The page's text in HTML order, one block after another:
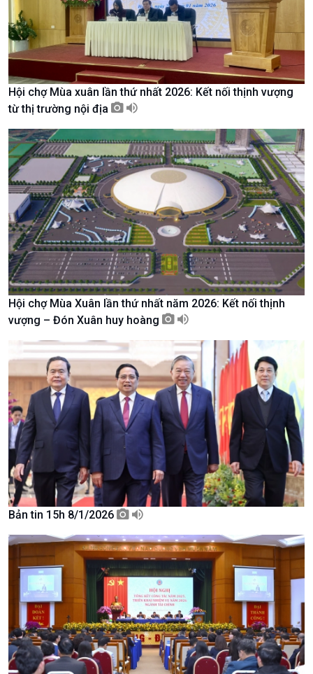
Xã hội
Tin Đời sống & Xã hội
360 độ Sức khỏe
Chuyển đổi Xanh
Tài nguyên và Môi trường
Chuyên gia của bạn
Xã hội chuyển động
Bước chân đến trường
Khoa học & Công nghệ
Tin Khoa học & Công nghệ
Kết nối công nghệ
Sống chung với biến đổi
khí hậu
Văn hoá & Du lịch
Tin Văn hoá & Du lịch
Chát với người nổi tiếng
Câu chuyện Thể thao
Multimedia
Ảnh
Video
Infographic
Hội chợ Mùa xuân lần thứ nhất 2026: Kết nối thịnh vượng
từ thị trường nội địa
Hội chợ Mùa Xuân lần thứ nhất năm 2026: Kết nối thịnh
vượng – Đón Xuân huy hoàng
Bản tin 15h 8/1/2026